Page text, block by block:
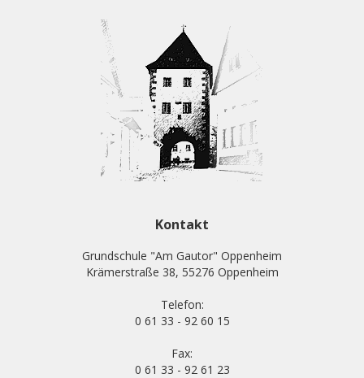
Kontakt
Grundschule "Am Gautor" Oppenheim
Krämerstraße 38, 55276 Oppenheim
Telefon:
0 61 33 - 92 60 15
Fax:
0 61 33 - 92 61 23